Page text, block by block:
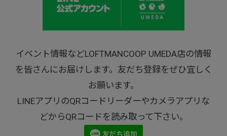
イベント情報などLOFTMANCOOP UMEDA店の情報
を皆さんにお届けします。友だち登録をぜひ宜しく
お願います。
LINEアプリのQRコードリーダーやカメラアプリな
どからQRコードを読み取って下さい。